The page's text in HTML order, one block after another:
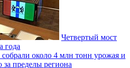
Четвертый мост
года